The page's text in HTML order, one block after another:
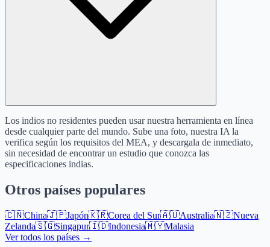
Los indios no residentes pueden usar nuestra herramienta en línea
desde cualquier parte del mundo. Sube una foto, nuestra IA la
verifica según los requisitos del MEA, y descargala de inmediato,
sin necesidad de encontrar un estudio que conozca las
especificaciones indias.
Otros países populares
🇨🇳China🇯🇵Japón🇰🇷Corea del Sur🇦🇺Australia🇳🇿Nueva
Zelanda🇸🇬Singapur🇮🇩Indonesia🇲🇾Malasia
Ver todos los países →